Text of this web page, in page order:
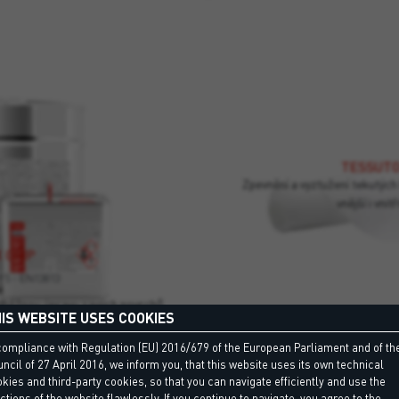
GRIP
F5 - EN13813
GRIP
úpravu savých povrchů
polyuretanových pryskyřic
Polyurea. Lze ji použít jako
potěrů s přídavkem
normy EN 13813.
Zpevnění a vyztužení
vnější i
WEBSITE USES COOKIES
with Regulation (EU) 2016/679 of the European Parliament and of
of 27 April 2016, we inform you, that this website uses its own technical
and third-party cookies, so that you can navigate efficiently and use the